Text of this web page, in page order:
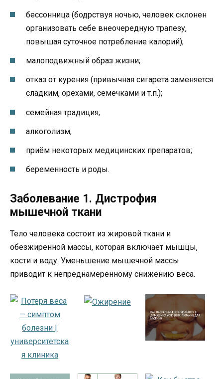
бессонница (бодрствуя ночью, человек склонен
организовать себе внеочередную трапезу,
повышая суточное потребление калорий);
малоподвижный образ жизни;
отказ от курения (привычная сигарета заменяется
сладким, орехами, семечками и т.п.);
семейная традиция;
алкоголизм;
приём некоторых медицинских препаратов;
беременность и роды.
Заболевание 1. Дистрофия
мышечной ткани
Тело человека состоит из жировой ткани и
обезжиренной массы, которая включает мышцы,
кости и воду. Уменьшение мышечной массы
приводит к непреднамеренному снижению веса.